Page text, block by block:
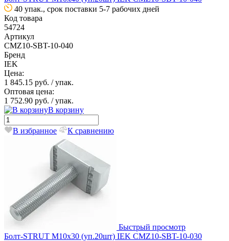
40 упак., срок поставки 5-7 рабочих дней
Код товара
54724
Артикул
CMZ10-SBT-10-040
Бренд
IEK
Цена:
1 845.15 руб. / упак.
Оптовая цена:
1 752.90 руб. / упак.
В корзину
В избранное К сравнению
Быстрый просмотр
Болт-STRUT М10х30 (уп.20шт) IEK CMZ10-SBT-10-030